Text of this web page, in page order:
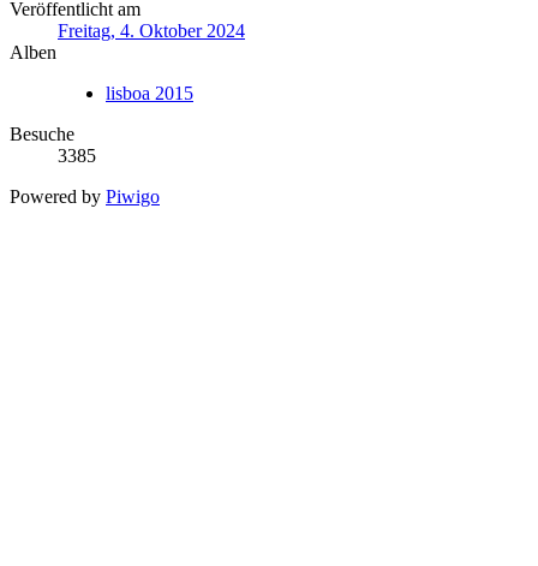
Veröffentlicht am
Freitag, 4. Oktober 2024
Alben
lisboa 2015
Besuche
3385
Powered by Piwigo